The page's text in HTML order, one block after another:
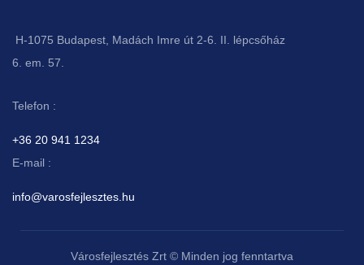
H-1075 Budapest, Madách Imre út 2-6. II. lépcsőház
6. em. 57.
Telefon :
+36 20 941 1234
E-mail :
info@varosfejlesztes.hu
Városfejlesztés Zrt © Minden jog fenntartva